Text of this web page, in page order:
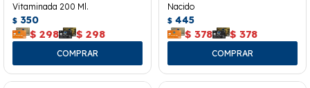
Vitaminada 200 Ml.
$ 350
$ 298 $ 298
Nacido
$ 445
$ 378 $ 378